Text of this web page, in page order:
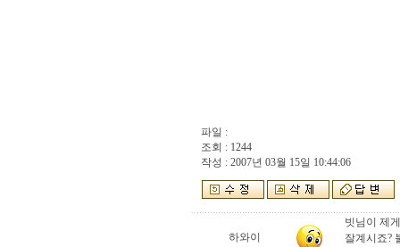
파일 :
조회 : 1244
작성 : 2007년 03월 15일 10:44:06
하와이
빗님이 제
잘계시죠?